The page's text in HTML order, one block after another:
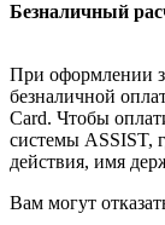
Безналичный
При оформлении
безналичной
Card. Чтобы
системы ASSIST,
действия, имя
Вам могут